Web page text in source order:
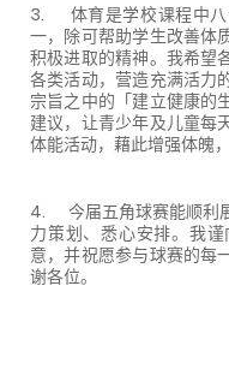
3. 体育是学校课程中八
一，除可帮助学生改善体
积极进取的精神。我希望
各类活动，营造充满活力
宗旨之中的「建立健康的
建议，让青少年及儿童每
体能活动，藉此增强体魄
4. 今届五角球赛能顺利
力策划、悉心安排。我
意，并祝愿参与球赛的每
谢各位。